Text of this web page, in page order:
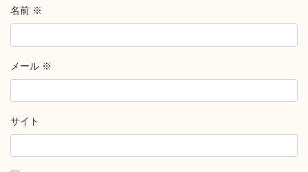
名前 ※
メール ※
サイト